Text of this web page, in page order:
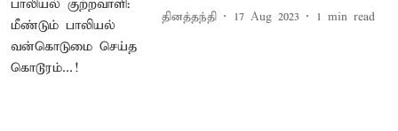
தினத்தந்தி 17 Aug 2023 1 min read